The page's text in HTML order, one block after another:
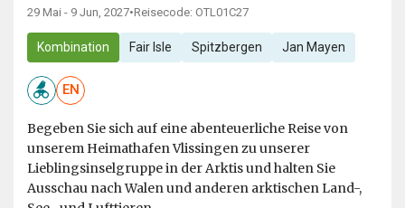
29 Mai - 9 Jun, 2027•Reisecode: OTL01C27
Kombination Fair Isle Spitzbergen Jan Mayen
EN
Begeben Sie sich auf eine abenteuerliche Reise von
unserem Heimathafen Vlissingen zu unserer
Lieblingsinselgruppe in der Arktis und halten Sie
Ausschau nach Walen und anderen arktischen Land-,